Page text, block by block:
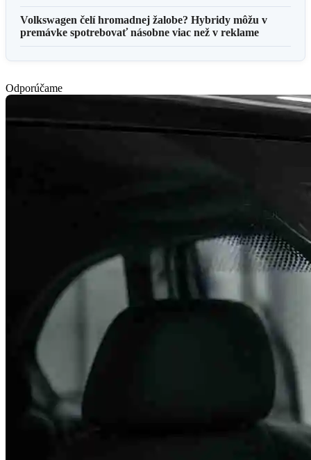
Volkswagen čelí hromadnej žalobe? Hybridy môžu v
premávke spotrebovať násobne viac než v reklame
Odporúčame